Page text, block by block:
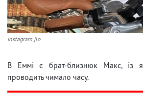
instagram jlo
В Еммі є брат-близнюк Макс, із
проводить чимало часу.